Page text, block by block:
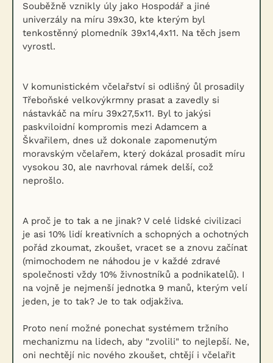
Souběžně vznikly úly jako Hospodář a jiné
univerzály na míru 39x30, kte kterým byl
tenkostěnný plomedník 39x14,4x11. Na těch jsem
vyrostl.
V komunistickém včelařství si odlišný ůl prosadily
Třeboňské velkovýkrmny prasat a zavedly si
nástavkáč na míru 39x27,5x11. Byl to jakýsi
paskviloidní kompromis mezi Adamcem a
Škvařilem, dnes už dokonale zapomenutým
moravským včelařem, který dokázal prosadit míru
vysokou 30, ale navrhoval rámek delší, což
neprošlo.
A proč je to tak a ne jinak? V celé lidské civilizaci
je asi 10% lidí kreativních a schopných a ochotných
pořád zkoumat, zkoušet, vracet se a znovu začínat
(mimochodem ne náhodou je v každé zdravé
společnosti vždy 10% živnostníků a podnikatelů). I
na vojně je nejmenší jednotka 9 manů, kterým velí
jeden, je to tak? Je to tak odjakživa.
Proto není možné ponechat systémem tržního
mechanizmu na lidech, aby "zvolili" to nejlepší. Ne,
oni nechtějí nic nového zkoušet, chtějí i včelařit